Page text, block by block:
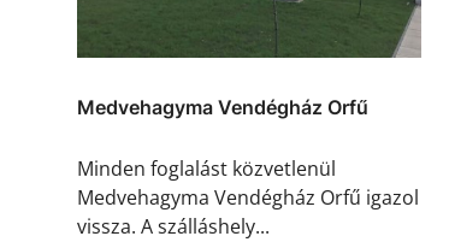
Medvehagyma Vendégház Orfű
Minden foglalást közvetlenül
Medvehagyma Vendégház Orfű igazol
vissza. A szálláshely...